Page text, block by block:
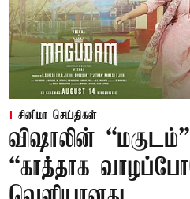
சினிமா செய்திகள்
விஷாலின்
“காத்தாக